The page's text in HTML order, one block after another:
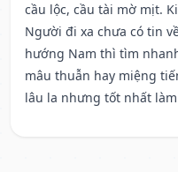
cầu lộc, cầu tài mờ mịt.
Người đi xa chưa có tin
hướng Nam thì tìm
mâu thuẫn hay miệng
lâu la nhưng tốt nhất